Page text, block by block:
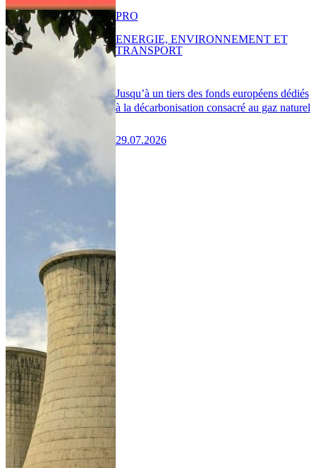
Jusqu’à un tiers des fonds européens dédiés
à la décarbonisation consacré au gaz naturel
29.07.2026
PRO
ENERGIE, ENVIRONNEMENT ET
TRANSPORT